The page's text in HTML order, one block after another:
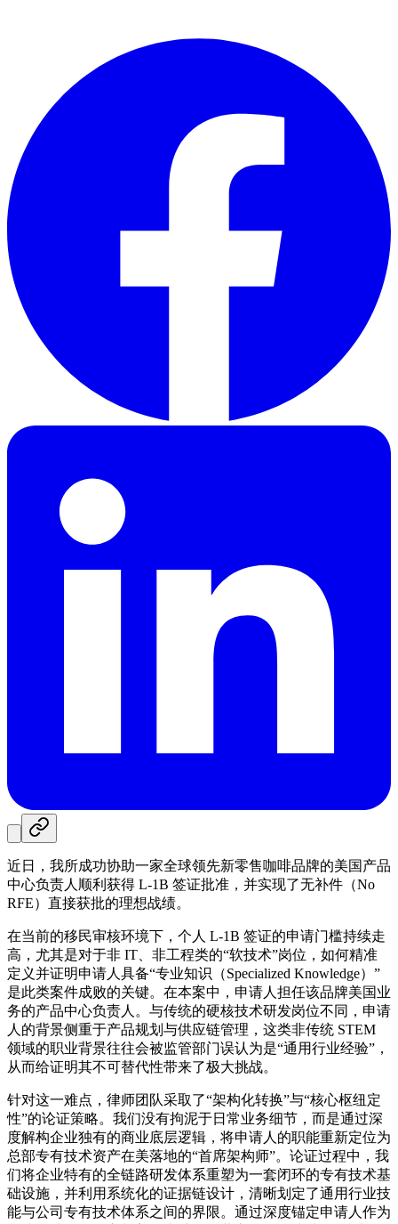
近日，我所成功协助一家全球领先新零售咖啡品牌的美国产品
中心负责人顺利获得 L-1B 签证批准，并实现了无补件（No
RFE）直接获批的理想战绩。
在当前的移民审核环境下，个人 L-1B 签证的申请门槛持续走
高，尤其是对于非 IT、非工程类的“软技术”岗位，如何精准
定义并证明申请人具备“专业知识（Specialized Knowledge）”
是此类案件成败的关键。在本案中，申请人担任该品牌美国业
务的产品中心负责人。与传统的硬核技术研发岗位不同，申请
人的背景侧重于产品规划与供应链管理，这类非传统 STEM
领域的职业背景往往会被监管部门误认为是“通用行业经验”，
从而给证明其不可替代性带来了极大挑战。
针对这一难点，律师团队采取了“架构化转换”与“核心枢纽定
性”的论证策略。我们没有拘泥于日常业务细节，而是通过深
度解构企业独有的商业底层逻辑，将申请人的职能重新定位为
总部专有技术资产在美落地的“首席架构师”。论证过程中，我
们将企业特有的全链路研发体系重塑为一套闭环的专有技术基
础设施，并利用系统化的证据链设计，清晰划定了通用行业技
能与公司专有技术体系之间的界限。通过深度锚定申请人作为